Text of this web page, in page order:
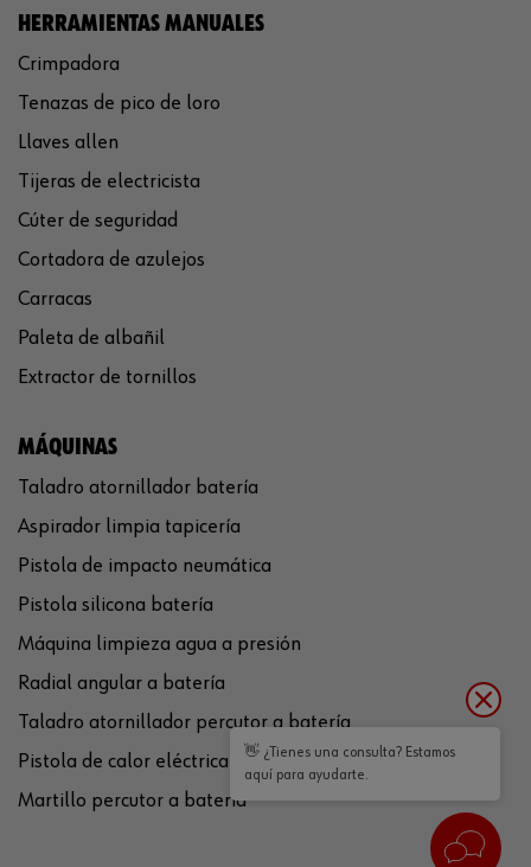
HERRAMIENTAS MANUALES
Crimpadora
Tenazas de pico de loro
Llaves allen
Tijeras de electricista
Cúter de seguridad
Cortadora de azulejos
Carracas
Paleta de albañil
Extractor de tornillos
MÁQUINAS
Taladro atornillador batería
Aspirador limpia tapicería
Pistola de impacto neumática
Pistola silicona batería
Máquina limpieza agua a presión
Radial angular a batería
Taladro atornillador percutor a batería
Pistola de calor eléctrica
Martillo percutor a batería
👋 ¿Tienes una consulta? Estamos
aquí para ayudarte.